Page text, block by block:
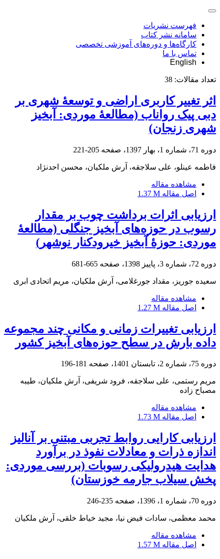
فهرست نشریات
سامانه نشر کتاب
کارگاه‌ها و دوره‌های آموزشی تخصصی
تماس با ما
English
تعداد مقالات: 38
اثر تغییر کاربری اراضی و توسعۀ شهری بر
دبی پیک رواناب (مطالعۀ موردی: آبخیز
شهری زنجان)
دوره 71، شماره 1، بهار 1397، صفحه 205-221
فاطمه عینلو، علی سلاجقه، آرش ملکیان، محسن احدنژاد
مشاهده مقاله
اصل مقاله 1.37 M
ارزیابی اثرات برداشت چوب بر مقدار
رسوب در حوزه‌های آبخیز جنگلی (مطالعۀ
موردی: حوزۀ آبخیز خیرودکنار نوشهر)
دوره 72، شماره 3، پاییز 1398، صفحه 665-681
سعیده جوریز، مقداد جورغلامی، آرش ملکیان، مریم اتحادی ابری
مشاهده مقاله
اصل مقاله 1.27 M
ارزیابی تغییرات زمانی و مکانی چند مجموعه
داده بارش در سطح حوزه‌های آبخیز کشور
دوره 75، شماره 2، تابستان 1401، صفحه 181-196
مریم رستمی، علی سلاجقه، فرود شریفی، آرش ملکیان، طیبه
مصباح زاده
مشاهده مقاله
اصل مقاله 1.73 M
ارزیابی کارایی روابط تجربی مبتنی بر آنالیز
اندازه ذرات و معادلات نفوذ در برآورد
هدایت هیدرولیکی رسوبات (بررسی موردی:
پخش سیلاب جارمه خوزستان)
دوره 70، شماره 1، 1396، صفحه 235-246
محمد معظمی، سادات فیض نیا، مجید خیاط خلقی، آرش ملکیان
مشاهده مقاله
اصل مقاله 1.57 M